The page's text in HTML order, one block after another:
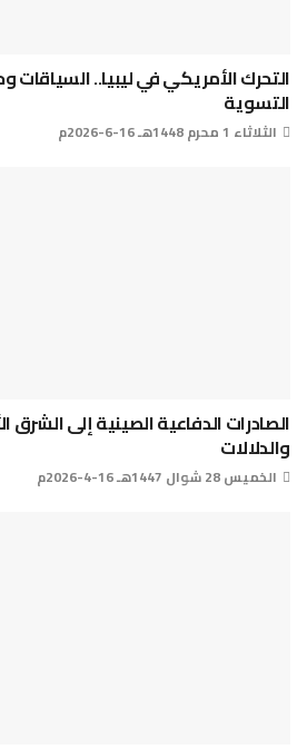
التحرك الأمريكي في ليبيا.. السياقات
التسوية
الثلاثاء 1 محرم 1448هـ 16-6-2026م
الصادرات الدفاعية الصينية إلى الشرق
والدلالات
الخميس 28 شوال 1447هـ 16-4-2026م